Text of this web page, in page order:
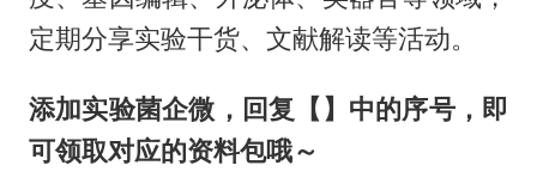
定期分享实验干货、文献解读等活动。
添加实验菌企微，回复【】中的序号，即
可领取对应的资料包哦～